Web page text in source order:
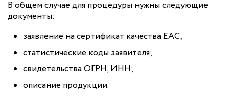
В общем случае для процедуры нужны следующие
документы:
заявление на сертификат качества ЕАС;
статистические коды заявителя;
свидетельства ОГРН, ИНН;
описание продукции.